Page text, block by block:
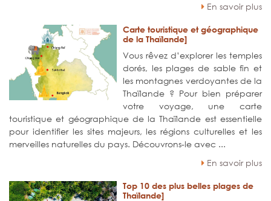
En savoir plus
Carte touristique et géographique
de la Thaïlande]
Vous rêvez d’explorer les temples
dorés, les plages de sable fin et
les montagnes verdoyantes de la
Thaïlande ? Pour bien préparer
votre voyage, une carte
touristique et géographique de la Thaïlande est essentielle
pour identifier les sites majeurs, les régions culturelles et les
merveilles naturelles du pays. Découvrons-le avec ...
En savoir plus
Top 10 des plus belles plages de
Thaïlande]